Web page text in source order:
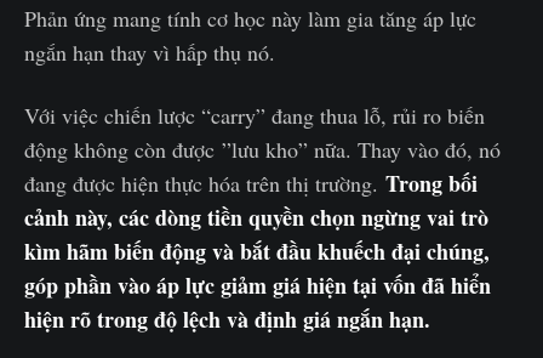
Phản ứng mang tính cơ học này làm gia tăng áp lực
ngắn hạn thay vì hấp thụ nó.
Với việc chiến lược “carry” đang thua lỗ, rủi ro biến
động không còn được ”lưu kho” nữa. Thay vào đó, nó
đang được hiện thực hóa trên thị trường. Trong bối
cảnh này, các dòng tiền quyền chọn ngừng vai trò
kìm hãm biến động và bắt đầu khuếch đại chúng,
góp phần vào áp lực giảm giá hiện tại vốn đã hiển
hiện rõ trong độ lệch và định giá ngắn hạn.